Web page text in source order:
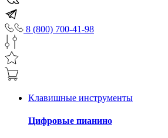
8 (800) 700-41-98
Клавишные инструменты
Цифровые пианино